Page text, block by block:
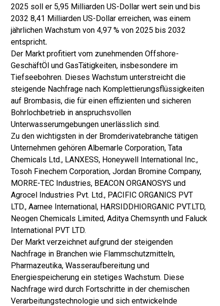
2025 soll er 5,95 Milliarden US-Dollar wert sein und bis
2032 8,41 Milliarden US-Dollar erreichen, was einem
jährlichen Wachstum von 4,97 % von 2025 bis 2032
entspricht.
Der Markt profitiert vom zunehmenden Offshore-
GeschäftÖl und GasTätigkeiten, insbesondere im
Tiefseebohren. Dieses Wachstum unterstreicht die
steigende Nachfrage nach Komplettierungsflüssigkeiten
auf Brombasis, die für einen effizienten und sicheren
Bohrlochbetrieb in anspruchsvollen
Unterwasserumgebungen unerlässlich sind.
Zu den wichtigsten in der Bromderivatebranche tätigen
Unternehmen gehören Albemarle Corporation, Tata
Chemicals Ltd., LANXESS, Honeywell International Inc.,
Tosoh Finechem Corporation, Jordan Bromine Company,
MORRE-TEC Industries, BEACON ORGANOSYS und
Agrocel Industries Pvt. Ltd., PACIFIC ORGANICS PVT
LTD., Aarnee International, HARSIDDHIORGANIC PVT.LTD,
Neogen Chemicals Limited, Aditya Chemsynth und Faluck
International PVT LTD.
Der Markt verzeichnet aufgrund der steigenden
Nachfrage in Branchen wie Flammschutzmitteln,
Pharmazeutika, Wasseraufbereitung und
Energiespeicherung ein stetiges Wachstum. Diese
Nachfrage wird durch Fortschritte in der chemischen
Verarbeitungstechnologie und sich entwickelnde